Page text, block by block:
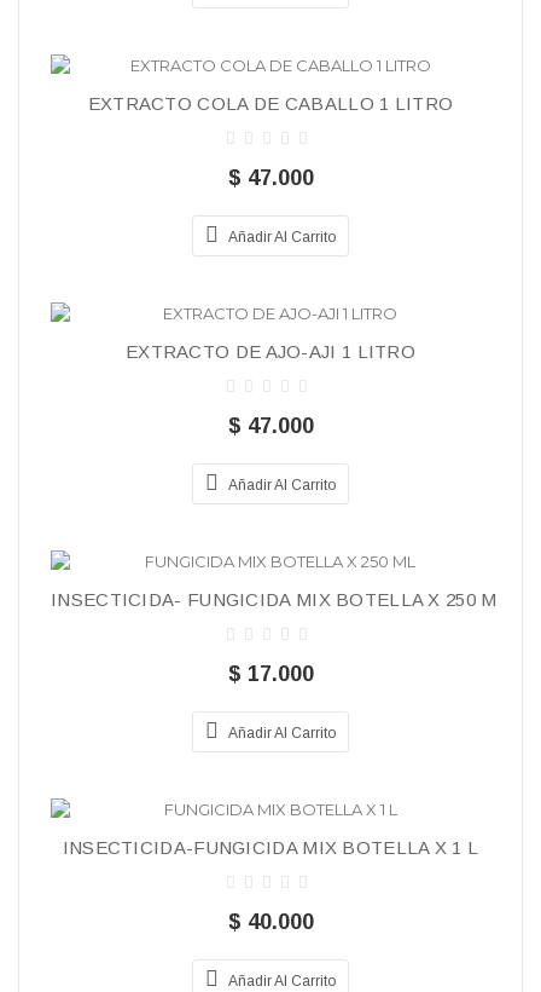
EXTRACTO COLA DE CABALLO 1 LITRO
$ 47.000
Añadir Al Carrito
EXTRACTO DE AJO-AJI 1 LITRO
$ 47.000
Añadir Al Carrito
INSECTICIDA- FUNGICIDA MIX BOTELLA X 250 ML
$ 17.000
Añadir Al Carrito
INSECTICIDA-FUNGICIDA MIX BOTELLA X 1 L
$ 40.000
Añadir Al Carrito